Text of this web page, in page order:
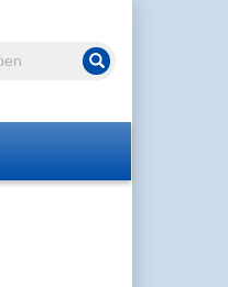
Suche starten